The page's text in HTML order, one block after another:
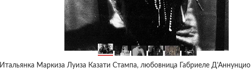
Итальянка Маркиза Луиза Казати Стампа, любовница Габриеле Д'Аннунцио